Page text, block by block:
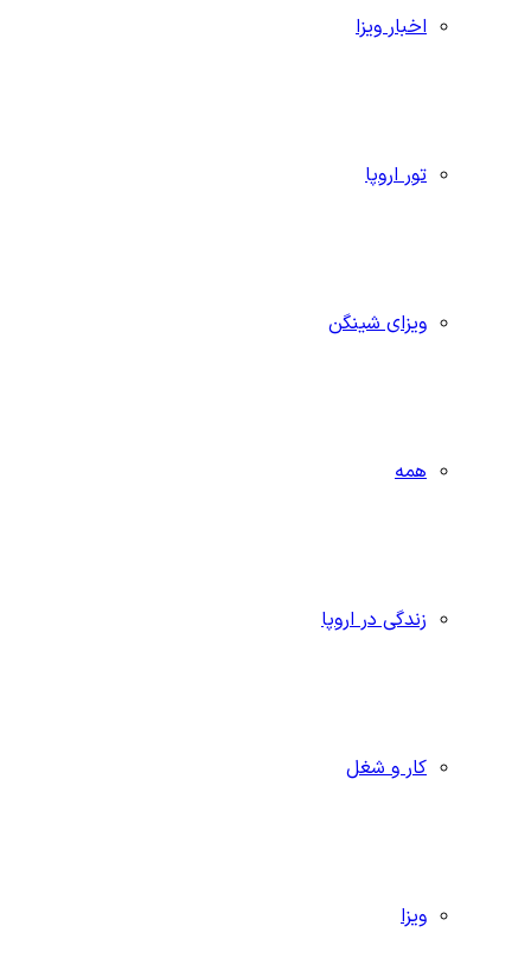
اخبار ویزا
تور اروپا
ویزای شینگن
همه
زندگی در اروپا
کار و شغل
ویزا